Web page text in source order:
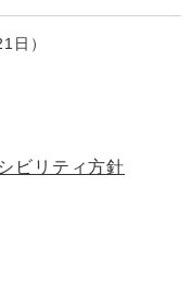
日
ビリティ方針